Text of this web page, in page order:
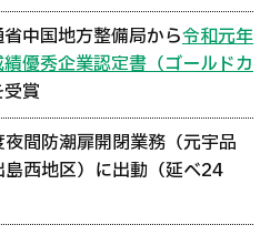
中国地方整備局から令和元年
優秀企業認定書（ゴールドカ
賞
間防潮扉開閉業務（元宇品
島西地区）に出動（延べ24